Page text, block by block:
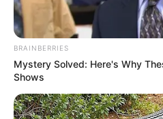
BRAINBERRIES
Mystery Solved: Here's Why
Shows